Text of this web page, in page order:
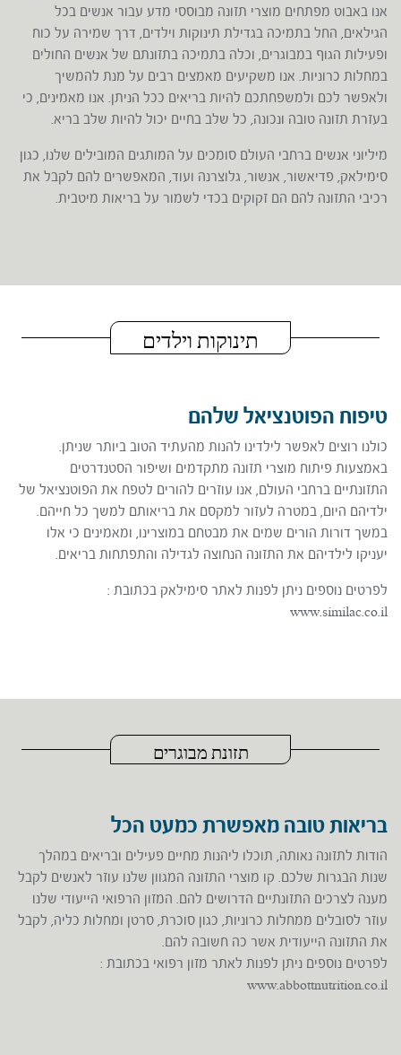
אנו באבוט מפתחים מוצרי תזונה מבוססי מדע עבור אנשים בכל
הגילאים, החל בתמיכה בגדילת תינוקות וילדים, דרך שמירה על כוח
ופעילות הגוף במבוגרים, וכלה בתמיכה בתזונתם של אנשים החולים
במחלות כרוניות. אנו משקיעים מאמצים רבים על מנת להמשיך
ולאפשר לכם ולמשפחתכם להיות בריאים ככל הניתן. אנו מאמינים, כי
בעזרת תזונה טובה ונכונה, כל שלב בחיים יכול להיות שלב בריא.
מיליוני אנשים ברחבי העולם סומכים על המותגים המובילים שלנו, כגון
סימילאק, פדיאשור, אנשור, גלוצרנה ועוד, המאפשרים להם לקבל את
רכיבי התזונה להם הם זקוקים בכדי לשמור על בריאות מיטבית.
תינוקות וילדים
טיפוח הפוטנציאל שלהם
כולנו רוצים לאפשר לילדינו להנות מהעתיד הטוב ביותר שניתן.
באמצעות פיתוח מוצרי תזונה מתקדמים ושיפור הסטנדרטים
התזונתיים ברחבי העולם, אנו עוזרים להורים לטפח את הפוטנציאל של
ילדיהם היום, במטרה לעזור למקסם את בריאותם למשך כל חייהם.
במשך דורות הורים שמים את מבטחם במוצרינו, ומאמינים כי אלו
יעניקו לילדיהם את התזונה הנחוצה לגדילה והתפתחות בריאים.
לפרטים נוספים ניתן לפנות לאתר סימילאק בכתובת :
www.similac.co.il
תזונת מבוגרים
בריאות טובה מאפשרת כמעט הכל
הודות לתזונה נאותה, תוכלו ליהנות מחיים פעילים ובריאים במהלך
שנות הבגרות שלכם. קו מוצרי התזונה המגוון שלנו עוזר לאנשים לקבל
מענה לצרכים התזונתיים הדרושים להם. המזון הרפואי הייעודי שלנו
עוזר לסובלים ממחלות כרוניות, כגון סוכרת, סרטן ומחלות כליה, לקבל
את התזונה הייעודית אשר כה חשובה להם.
לפרטים נוספים ניתן לפנות לאתר מזון רפואי בכתובת :
www.abbottnutrition.co.il